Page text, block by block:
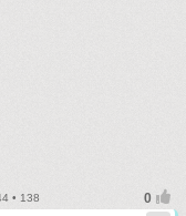
• 138